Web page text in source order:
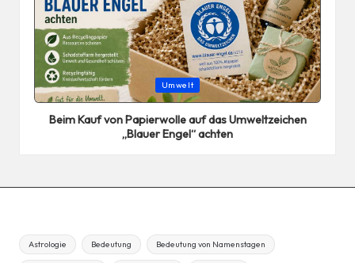
Posted
in
Umwelt
Beim Kauf von Papierwolle auf das Umweltzeichen
„Blauer Engel“ achten
Astrologie Bedeutung Bedeutung von Namenstagen